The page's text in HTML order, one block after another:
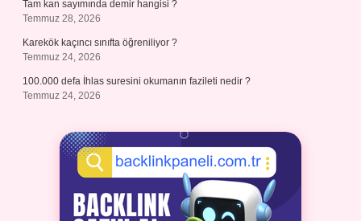
Tam kan sayımında demir hangisi ?
Temmuz 28, 2026
Karekök kaçıncı sınıfta öğreniliyor ?
Temmuz 24, 2026
100.000 defa İhlas suresini okumanın fazileti nedir ?
Temmuz 24, 2026